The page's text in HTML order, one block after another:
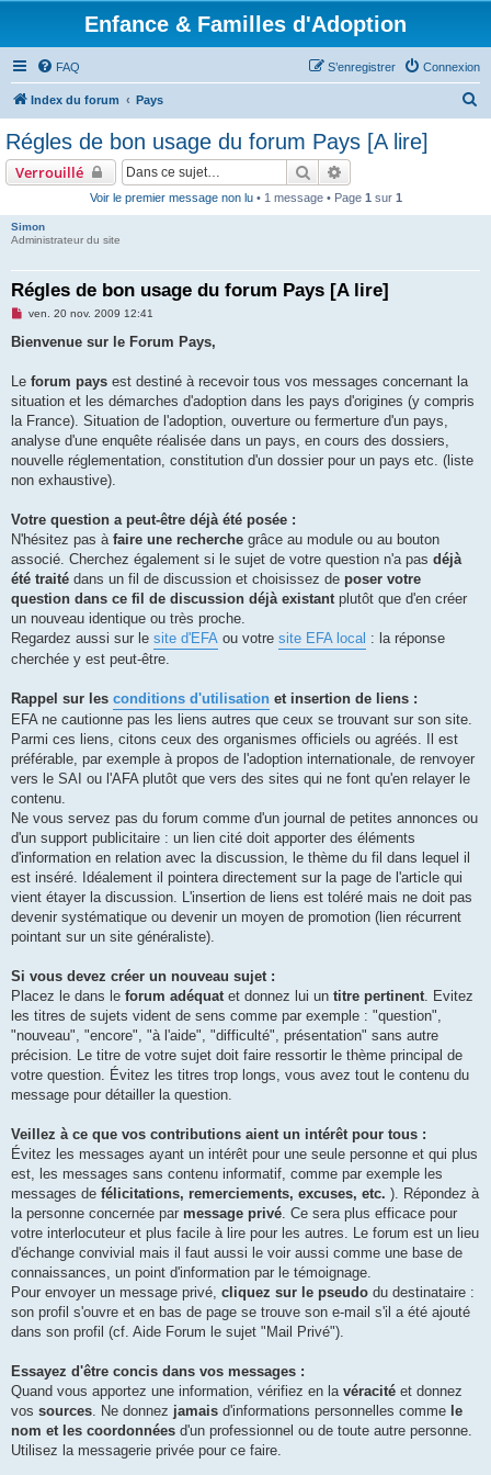
Enfance & Familles d'Adoption
FAQ Connexion
S’enregistrer
Index du forum Pays
Régles de bon usage du forum Pays [A lire]
Verrouillé Rechercher
Voir le premier message non lu• 1 message • Page 1 sur 1
Simon
Administrateur du site
Régles de bon usage du forum Pays [A lire]
M
s
g
n
o
l
u
ven. 20 nov. 2009 12:41
Bienvenue sur le Forum Pays,
Le forum pays est destiné à recevoir tous vos messages concernant la
situation et les démarches d'adoption dans les pays d'origines (y compris
la France). Situation de l'adoption, ouverture ou fermerture d'un pays,
analyse d'une enquête réalisée dans un pays, en cours des dossiers,
nouvelle réglementation, constitution d'un dossier pour un pays etc. (liste
non exhaustive).
Votre question a peut-être déjà été posée :
N'hésitez pas à faire une recherche grâce au module ou au bouton
associé. Cherchez également si le sujet de votre question n'a pas déjà
été traité dans un fil de discussion et choisissez de poser votre
question dans ce fil de discussion déjà existant plutôt que d'en créer
un nouveau identique ou très proche.
Regardez aussi sur le site d'EFA ou votre site EFA local : la réponse
cherchée y est peut-être.
Rappel sur les conditions d'utilisation et insertion de liens :
EFA ne cautionne pas les liens autres que ceux se trouvant sur son site.
Parmi ces liens, citons ceux des organismes officiels ou agréés. Il est
préférable, par exemple à propos de l'adoption internationale, de renvoyer
vers le SAI ou l'AFA plutôt que vers des sites qui ne font qu'en relayer le
contenu.
Ne vous servez pas du forum comme d'un journal de petites annonces ou
d'un support publicitaire : un lien cité doit apporter des éléments
d'information en relation avec la discussion, le thème du fil dans lequel il
est inséré. Idéalement il pointera directement sur la page de l'article qui
vient étayer la discussion. L'insertion de liens est toléré mais ne doit pas
devenir systématique ou devenir un moyen de promotion (lien récurrent
pointant sur un site généraliste).
Si vous devez créer un nouveau sujet :
Placez le dans le forum adéquatet donnez lui un titre pertinent. Evitez
les titres de sujets vident de sens comme par exemple : "question",
"nouveau", "encore", "à l'aide", "difficulté", présentation" sans autre
précision. Le titre de votre sujet doit faire ressortir le thème principal de
votre question. Évitez les titres trop longs, vous avez tout le contenu du
message pour détailler la question.
Veillez à ce que vos contributions aient un intérêt pour tous :
Évitez les messages ayant un intérêt pour une seule personne et qui plus
est, les messages sans contenu informatif, comme par exemple les
messages de félicitations, remerciements, excuses, etc. ). Répondez à
la personne concernée par message privé. Ce sera plus efficace pour
votre interlocuteur et plus facile à lire pour les autres. Le forum est un lieu
d'échange convivial mais il faut aussi le voir aussi comme une base de
connaissances, un point d'information par le témoignage.
Pour envoyer un message privé, cliquez sur le pseudo du destinataire :
son profil s'ouvre et en bas de page se trouve son e-mail s'il a été ajouté
dans son profil (cf. Aide Forum le sujet "Mail Privé").
Essayez d'être concis dans vos messages :
Quand vous apportez une information, vérifiez en la véracité et donnez
vos sources. Ne donnez jamais d'informations personnelles comme le
nom et les coordonnées d'un professionnel ou de toute autre personne.
Utilisez la messagerie privée pour ce faire.